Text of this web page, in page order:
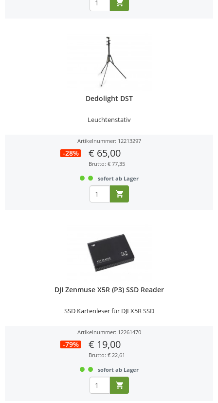
Dedolight DST
Leuchtenstativ
Artikelnummer: 12213297
-28% € 65,00
Brutto: € 77,35
sofort ab Lager
DJI Zenmuse X5R (P3) SSD Reader
SSD Kartenleser für DJI X5R SSD
Artikelnummer: 12261470
-79% € 19,00
Brutto: € 22,61
sofort ab Lager